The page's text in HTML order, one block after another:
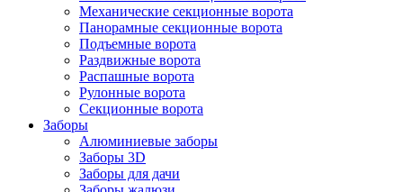
Механические секционные ворота
Панорамные секционные ворота
Подъемные ворота
Раздвижные ворота
Распашные ворота
Рулонные ворота
Секционные ворота
Заборы
Алюминиевые заборы
Заборы 3D
Заборы для дачи